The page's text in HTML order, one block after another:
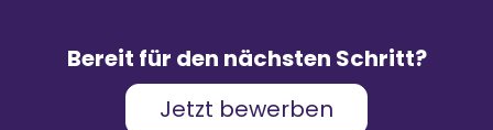
Bewertungen
Weiterempfehlungen
Bereit für den nächsten Schritt?
Jetzt bewerben